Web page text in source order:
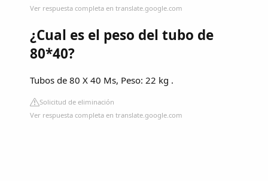
Ver respuesta completa en translate.google.com
¿Cual es el peso del tubo de
80*40?
Tubos de 8​0​ X 4​0​ Ms, Peso: 2​2​ kg .
Solicitud de eliminación
Ver respuesta completa en translate.google.com